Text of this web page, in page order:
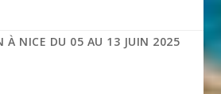
À NICE DU 05 AU 13 JUIN 2025